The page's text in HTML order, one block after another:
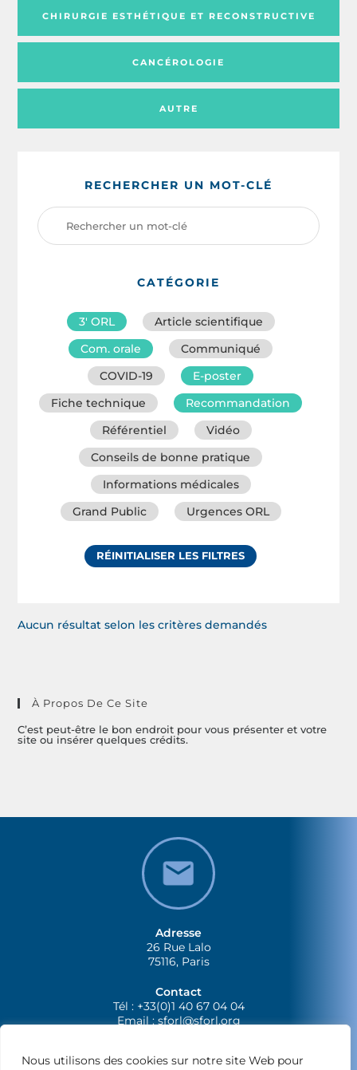
Nous utilisons des cookies sur notre site Web pour
AUTRE
CHIRURGIE ESTHÉTIQUE ET RECONSTRUCTIVE
CANCÉROLOGIE
RECHERCHER UN MOT-CLÉ
CATÉGORIE
3′ ORL
Article scientifique
Com. orale
Communiqué
COVID-19
E-poster
Fiche technique
Recommandation
Référentiel
Vidéo
Conseils de bonne pratique
Informations médicales
Grand Public
Urgences ORL
RÉINITIALISER LES FILTRES
Aucun résultat selon les critères demandés
À Propos De Ce Site
C’est peut-être le bon endroit pour vous présenter et votre
site ou insérer quelques crédits.
Adresse
26 Rue Lalo
75116, Paris
Contact
Tél : +33(0)1 40 67 04 04
Email :sforl@sforl.org